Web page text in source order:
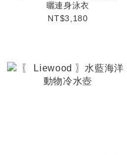
曬連身泳衣
NT$3,180